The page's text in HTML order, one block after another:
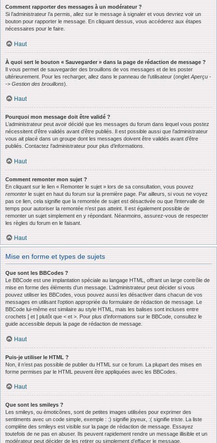
Comment rapporter des messages à un modérateur ?
Si l’administrateur l’a permis, allez sur le message à signaler et vous devriez voir un
bouton pour rapporter le message. En cliquant dessus, vous accéderez aux étapes
nécessaires pour le faire.
Haut
À quoi sert le bouton « Sauvegarder » dans la page de rédaction de message ?
Il vous permet de sauvegarder des brouillons de vos messages et de les poster
ultérieurement. Pour les recharger, allez dans le panneau de l’utilisateur (onglet Aperçu -
-> Gestion des brouillons).
Haut
Pourquoi mon message doit être validé ?
L’administrateur peut avoir décidé que les messages du forum dans lequel vous postez
nécessitent d’être validés avant d’être publiés. Il est possible aussi que l’administrateur
vous ait placé dans un groupe dont les messages doivent être validés avant d’être
publiés. Contactez l’administrateur pour plus d’informations.
Haut
Comment remonter mon sujet ?
En cliquant sur le lien « Remonter le sujet » lors de sa consultation, vous pouvez
remonter le sujet en haut du forum sur la première page. Par ailleurs, si vous ne voyez
pas ce lien, cela signifie que la remontée de sujet est désactivée ou que l’intervalle de
temps pour autoriser la remontée n’est pas atteint. Il est également possible de
remonter un sujet simplement en y répondant. Néanmoins, assurez-vous de respecter
les règles du forum en le faisant.
Haut
Mise en forme et types de sujets
Que sont les BBCodes ?
Le BBCode est une implantation spéciale au langage HTML, offrant un large contrôle de
mise en forme des éléments d’un message. L’administrateur peut décider si vous
pouvez utiliser les BBCodes, vous pouvez aussi les désactiver dans chacun de vos
messages en utilisant l’option appropriée du formulaire de rédaction de message. Le
BBCode lui-même est similaire au style HTML, mais les balises sont incluses entre
crochets [ et ] plutôt que < et >. Pour plus d’informations sur le BBCode, consultez le
guide accessible depuis la page de rédaction de message.
Haut
Puis-je utiliser le HTML ?
Non, il n’est pas possible de publier du HTML sur ce forum. La plupart des mises en
forme permises par le HTML peuvent être appliquées avec les BBCodes.
Haut
Que sont les smileys ?
Les smileys, ou émoticônes, sont de petites images utilisées pour exprimer des
sentiments avec un code simple, exemple : :) signifie joyeux, :( signifie triste. La liste
complète des smileys est visible sur la page de rédaction de message. Essayez
toutefois de ne pas en abuser. Ils peuvent rapidement rendre un message illisible et un
modérateur peut décider de les retirer ou simplement d’effacer le message.